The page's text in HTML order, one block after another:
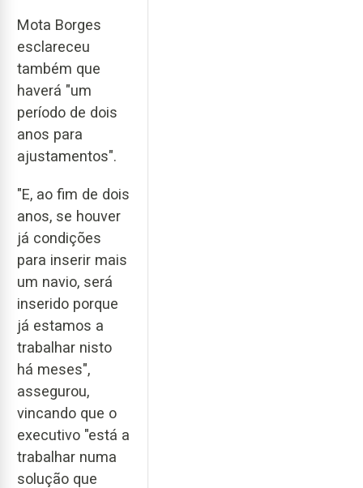
Mota Borges
esclareceu
também que
haverá "um
período de dois
anos para
ajustamentos".
"E, ao fim de dois
anos, se houver
já condições
para inserir mais
um navio, será
inserido porque
já estamos a
trabalhar nisto
há meses",
assegurou,
vincando que o
executivo "está a
trabalhar numa
solução que